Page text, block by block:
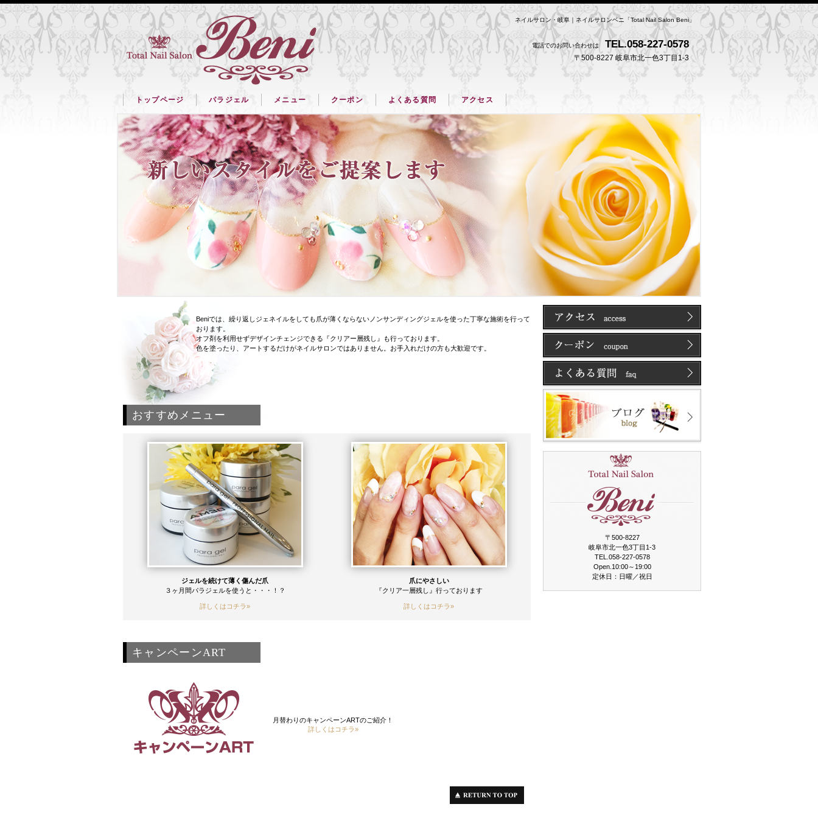
ネイルサロン・岐阜｜ネイルサロンベニ「Total Nail Salon Beni」
電話でのお問い合わせは TEL.058-227-0578
〒500-8227 岐阜市北一色3丁目1-3
Beniでは、繰り返しジェネイルをしても爪が薄くならないノンサンディングジェルを使った丁寧な施術を行って
おります。
オフ剤を利用せずデザインチェンジできる『クリアー層残し』も行っております。
色を塗ったり、アートするだけがネイルサロンではありません。お手入れだけの方も大歓迎です。
おすすめメニュー
ジェルを続けて薄く傷んだ爪
３ヶ月間パラジェルを使うと・・・！？
詳しくはコチラ»
爪にやさしい
『クリア一層残し』行っております
詳しくはコチラ»
キャンペーンART
月替わりのキャンペーンARTのご紹介！
詳しくはコチラ»
トップページ パラジェル メニュー クーポン よくある質問 アクセス
〒500-8227
岐阜市北一色3丁目1-3
TEL.058-227-0578
Open.10:00～19:00
定休日：日曜／祝日